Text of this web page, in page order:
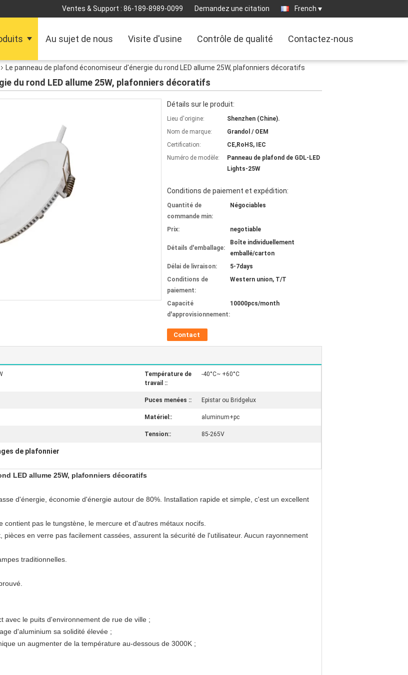
Ventes & Support : 86-189-8989-0099 Demandez une citation French
Au sujet de nous Visite d'usine Contrôle de qualité Contactez-nous
Le panneau de plafond économiseur d'énergie du rond LED allume 25W, plafonniers décoratifs
du rond LED allume 25W, plafonniers décoratifs
Détails sur le produit:
Lieu d'origine:
Shenzhen (Chine).
Nom de marque:
Grandol / OEM
Certification:
CE,RoHS, IEC
Numéro de modèle:
Panneau de plafond de GDL-LED
Lights-25W
Conditions de paiement et expédition:
Quantité de
commande min:
Négociables
Prix: negotiable
Détails d'emballage:
Boîte individuellement
emballé/carton
Délai de livraison:
5-7days
Conditions de
paiement:
Western union, T/T
Capacité
d'approvisionnement:
10000pcs/month
Contact
Température de
travail ::
-40°C~ +60°C
Puces menées :: Epistar ou Bridgelux
Matériel:: aluminum+pc
Tension:: 85-265V
de plafonnier
LED allume 25W, plafonniers décoratifs
d'énergie, économie d'énergie autour de 80%. Installation rapide et simple, c'est un excellent
pas le tungstène, le mercure et d'autres métaux nocifs.
en verre pas facilement cassées, assurent la sécurité de l'utilisateur. Aucun rayonnement
traditionnelles.
avec le puits d'environnement de rue de ville ;
d'aluminium sa solidité élevée ;
un augmenter de la température au-dessous de 3000K ;